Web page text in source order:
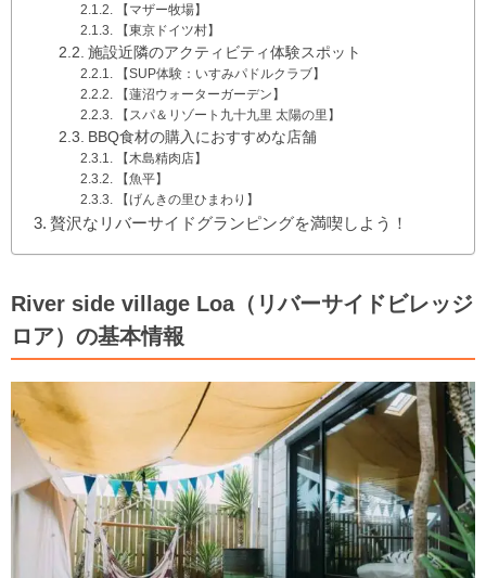
【マザー牧場】
【東京ドイツ村】
施設近隣のアクティビティ体験スポット
【SUP体験：いすみパドルクラブ】
【蓮沼ウォーターガーデン】
【スパ＆リゾート九十九里 太陽の里】
BBQ食材の購入におすすめな店舗
【木島精肉店】
【魚平】
【げんきの里ひまわり】
贅沢なリバーサイドグランピングを満喫しよう！
River side village Loa（リバーサイドビレッジ
ロア）の基本情報